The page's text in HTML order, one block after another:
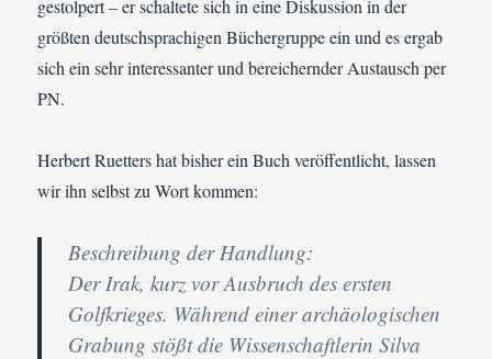
gestolpert – er schaltete sich in eine Diskussion in der
größten deutschsprachigen Büchergruppe ein und es ergab
sich ein sehr interessanter und bereichernder Austausch per
PN.
Herbert Ruetters hat bisher ein Buch veröffentlicht, lassen
wir ihn selbst zu Wort kommen:
Beschreibung der Handlung:
Der Irak, kurz vor Ausbruch des ersten
Golfkrieges. Während einer archäologischen
Grabung stößt die Wissenschaftlerin Silva